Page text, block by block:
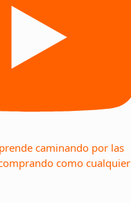
caminando por las
como cualquier